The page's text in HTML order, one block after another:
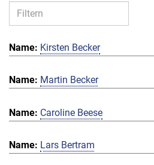
Kirsten Becker
Martin Becker
Caroline Beese
Lars Bertram